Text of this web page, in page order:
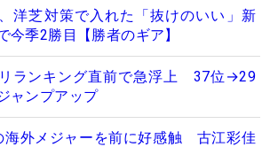
洋芝対策で入れた「抜けのいい」新
今季2勝目【勝者のギア】
ランキング直前で急浮上 37位→29
ャンプアップ
海外メジャーを前に好感触 古江彩佳